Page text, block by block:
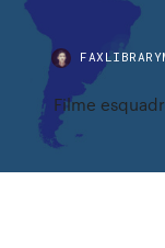
Filme